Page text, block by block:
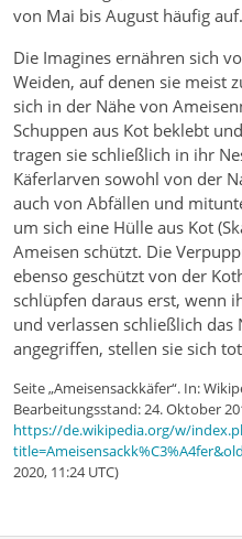
von Mai bis August häufig auf.
Die Imagines ernähren sich
Weiden, auf denen sie meist
sich in der Nähe von
Schuppen aus Kot beklebt
tragen sie schließlich in ihr
Käferlarven sowohl von der
auch von Abfällen und
um sich eine Hülle aus Kot
Ameisen schützt. Die
ebenso geschützt von der
schlüpfen daraus erst, wenn
und verlassen schließlich das
angegriffen, stellen sie sich
Seite „Ameisensackkäfer“. In:
Bearbeitungsstand: 24. Oktober
https://de.wikipedia.org/w/
2020, 11:24 UTC)